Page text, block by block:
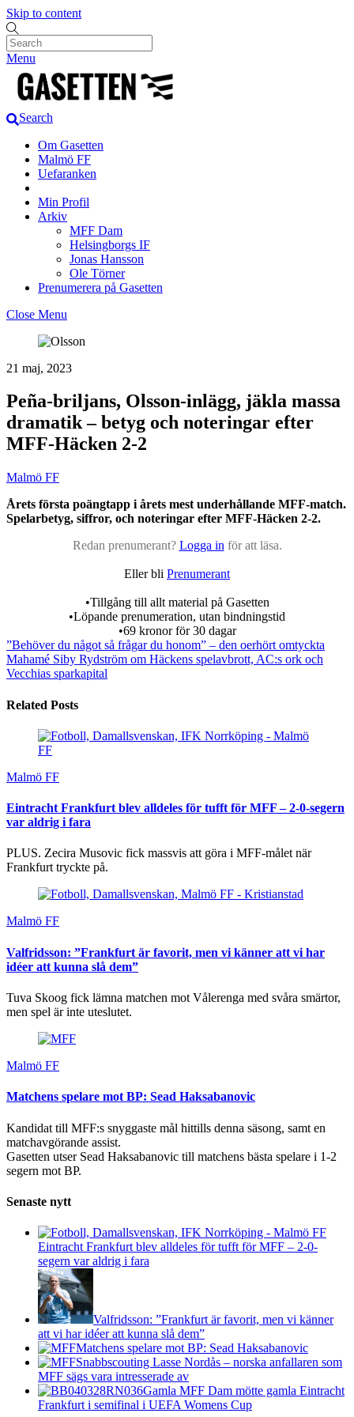
Skip to content
Menu
Search
Om Gasetten
Malmö FF
Uefaranken
Min Profil
Arkiv
MFF Dam
Helsingborgs IF
Jonas Hansson
Ole Törner
Prenumerera på Gasetten
Close Menu
21 maj, 2023
Peña-briljans, Olsson-inlägg, jäkla massa
dramatik – betyg och noteringar efter
MFF-Häcken 2-2
Malmö FF
Årets första poängtapp i årets mest underhållande MFF-match.
Spelarbetyg, siffror, och noteringar efter MFF-Häcken 2-2.
Redan prenumerant? Logga in för att läsa.
Eller bli Prenumerant
•Tillgång till allt material på Gasetten
•Löpande prenumeration, utan bindningstid
•69 kronor för 30 dagar
”Behöver du något så frågar du honom” – den oerhört omtyckta
Mahamé Siby Rydström om Häckens spelavbrott, AC:s ork och
Vecchias sparkapital
Related Posts
Malmö FF
Eintracht Frankfurt blev alldeles för tufft för MFF – 2-0-segern
var aldrig i fara
PLUS. Zecira Musovic fick massvis att göra i MFF-målet när
Frankfurt tryckte på.
Malmö FF
Valfridsson: ”Frankfurt är favorit, men vi känner att vi har
idéer att kunna slå dem”
Tuva Skoog fick lämna matchen mot Vålerenga med svåra smärtor,
men spel är inte uteslutet.
Malmö FF
Matchens spelare mot BP: Sead Haksabanovic
Kandidat till MFF:s snyggaste mål hittills denna säsong, samt en
matchavgörande assist.
Gasetten utser Sead Haksabanovic till matchens bästa spelare i 1-2
segern mot BP.
Senaste nytt
Eintracht Frankfurt blev alldeles för tufft för MFF – 2-0-
segern var aldrig i fara
Valfridsson: ”Frankfurt är favorit, men vi känner
att vi har idéer att kunna slå dem”
Matchens spelare mot BP: Sead Haksabanovic
Snabbscouting Lasse Nordås – norska anfallaren som
MFF sägs vara intresserade av
Gamla MFF Dam mötte gamla Eintracht
Frankfurt i semifinal i UEFA Womens Cup